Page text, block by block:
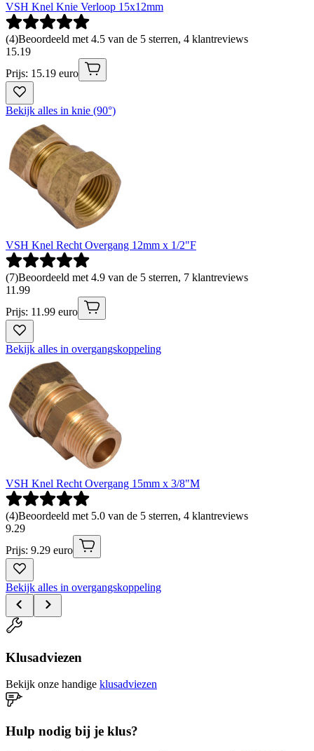
VSH Knel Knie Verloop 15x12mm
(4)Beoordeeld met 4.5 van de 5 sterren, 4 klantreviews
15.19
Prijs: 15.19 euro
Bekijk alles in knie (90°)
VSH Knel Recht Overgang 12mm x 1/2"F
(7)Beoordeeld met 4.9 van de 5 sterren, 7 klantreviews
11 .99
Prijs: 11.99 euro
Bekijk alles in overgangskoppeling
VSH Knel Recht Overgang 15mm x 3/8"M
(4)Beoordeeld met 5.0 van de 5 sterren, 4 klantreviews
9.29
Prijs: 9.29 euro
Bekijk alles in overgangskoppeling
Klusadviezen
Bekijk onze handige klusadviezen
Hulp nodig bij je klus?